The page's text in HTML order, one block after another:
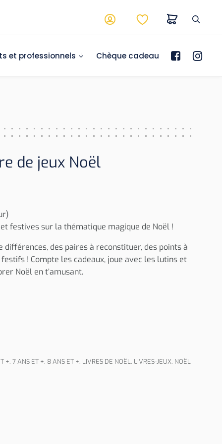
et professionnels Chèque cadeau
de jeux Noël
festives sur la thématique magique de Noël !
différences, des paires à reconstituer, des points à
! Compte les cadeaux, joue avec les lutins et
Noël en t’amusant.
+, 7 ANS ET +, 8 ANS ET +, LIVRES DE NOËL, LIVRES-JEUX, NOËL